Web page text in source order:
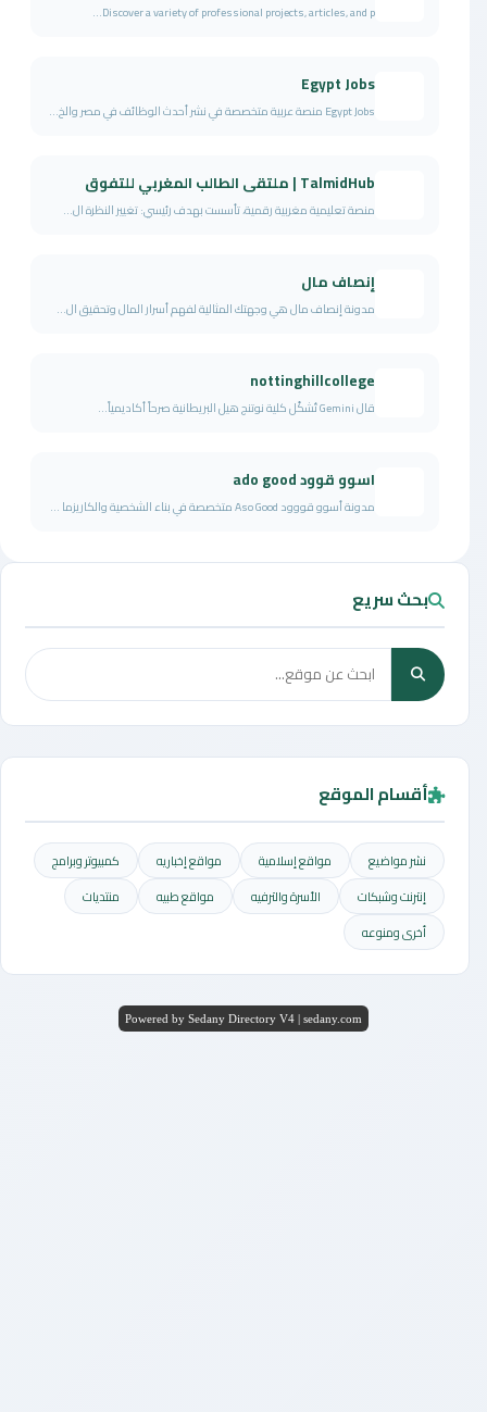
Discover a variety of professional projects, articles, and p...
Egypt Jobs
Egypt Jobs منصة عربية متخصصة في نشر أحدث الوظائف في مصر والخ...
TalmidHub | ملتقى الطالب المغربي للتفوق
منصة تعليمية مغربية رقمية، تأسست بهدف رئيسي: تغيير النظرة ال...
إنصاف مال
مدونة إنصاف مال هي وجهتك المثالية لفهم أسرار المال وتحقيق ال...
nottinghillcollege
قال Gemini تُشكّل كلية نوتنج هيل البريطانية صرحاً أكاديمياً...
اسوو قوود ado good
مدونة أسوو قووود Aso Good متخصصة في بناء الشخصية والكاريزما ...
بحث سريع
أقسام الموقع
نشر مواضيع مواقع إسلامية مواقع إخباريه
كمبيوتر وبرامج
إنترنت وشبكات
الأسرة والترفيه مواقع طبيه
منتديات
أخرى ومنوعه
Powered by Sedany Directory V4 | sedany.com